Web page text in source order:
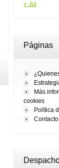
« Jul
Páginas
Más
cookies
Política
Contacto